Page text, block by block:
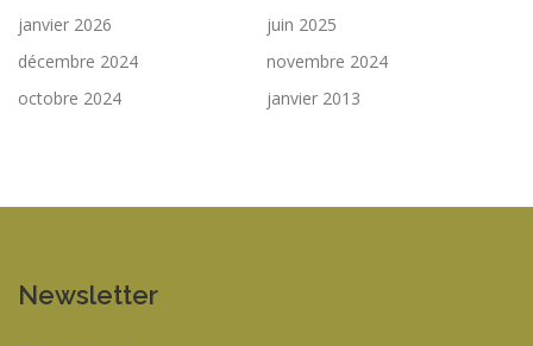
janvier 2026
juin 2025
décembre 2024
novembre 2024
octobre 2024
janvier 2013
Newsletter